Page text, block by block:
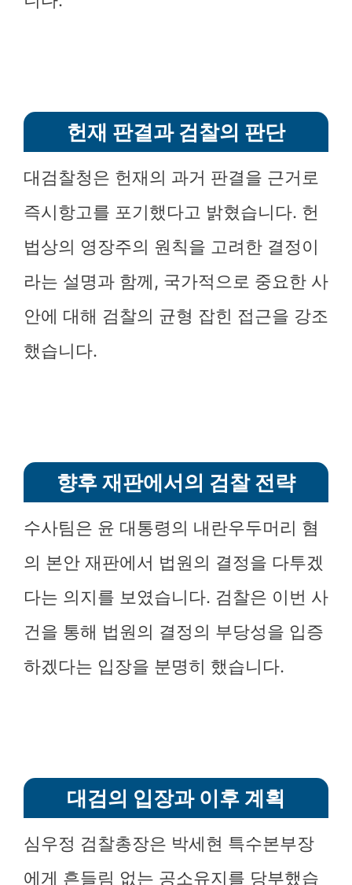
헌재 판결과 검찰의 판단
대검찰청은 헌재의 과거 판결을 근거로
즉시항고를 포기했다고 밝혔습니다. 헌
법상의 영장주의 원칙을 고려한 결정이
라는 설명과 함께, 국가적으로 중요한 사
안에 대해 검찰의 균형 잡힌 접근을 강조
했습니다.
향후 재판에서의 검찰 전략
수사팀은 윤 대통령의 내란우두머리 혐
의 본안 재판에서 법원의 결정을 다투겠
다는 의지를 보였습니다. 검찰은 이번 사
건을 통해 법원의 결정의 부당성을 입증
하겠다는 입장을 분명히 했습니다.
대검의 입장과 이후 계획
심우정 검찰총장은 박세현 특수본부장
에게 흔들림 없는 공소유지를 당부했습